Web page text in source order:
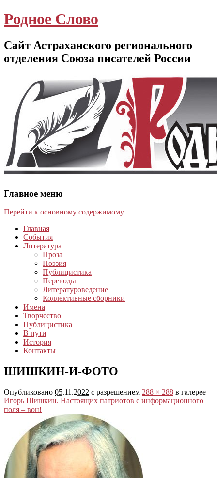
Родное Слово
Сайт Астраханского регионального
отделения Союза писателей России
Главное меню
Перейти к основному содержимому
Главная
События
Литература
Проза
Поэзия
Публицистика
Переводы
Литературоведение
Коллективные сборники
Имена
Творчество
Публицистика
В пути
История
Контакты
ШИШКИН-И-ФОТО
Опубликовано 05.11.2022 с разрешением 288 × 288 в галерее
Игорь Шишкин. Настоящих патриотов с информационного
поля – вон!